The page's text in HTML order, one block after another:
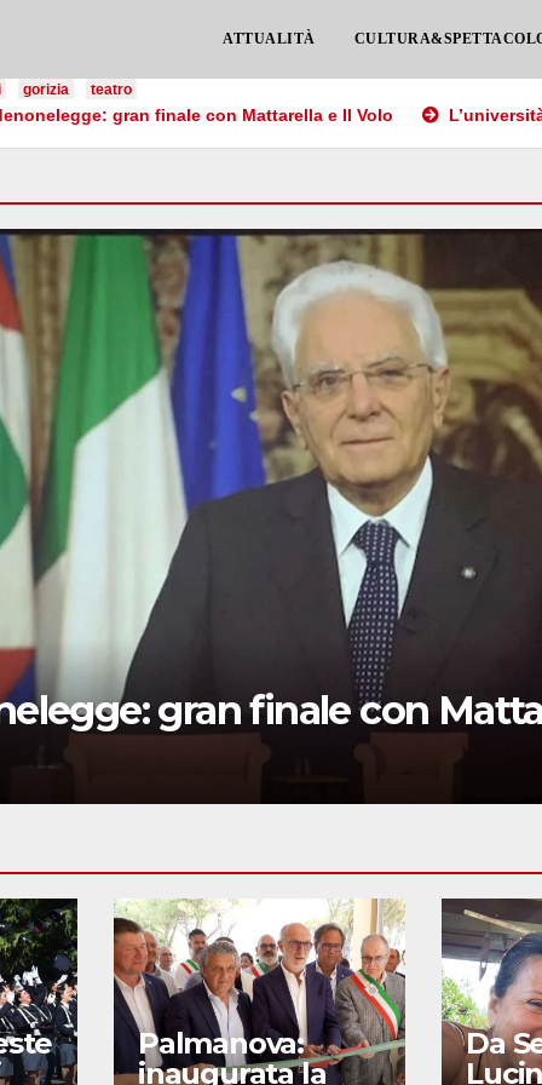
ATTUALITÀ
gorizia teatro
gran finale con Mattarella e Il Volo L’università
gran finale con
Palmanova:
inaugurata la
Da